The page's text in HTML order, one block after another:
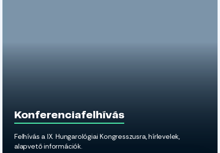
Konferenciafelhívás
Felhívás a IX. Hungarológiai Kongresszusra, hírlevelek,
alapvető információk.